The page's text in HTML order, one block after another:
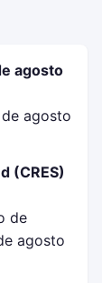
agosto
agosto
(CRES)
de
agosto